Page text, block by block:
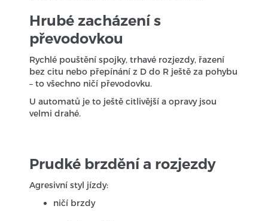
Hrubé zacházení s
převodovkou
Rychlé pouštění spojky, trhavé rozjezdy, řazení
bez citu nebo přepínání z D do R ještě za pohybu
– to všechno ničí převodovku.
U automatů je to ještě citlivější a opravy jsou
velmi drahé.
Prudké brzdění a rozjezdy
Agresivní styl jízdy:
ničí brzdy